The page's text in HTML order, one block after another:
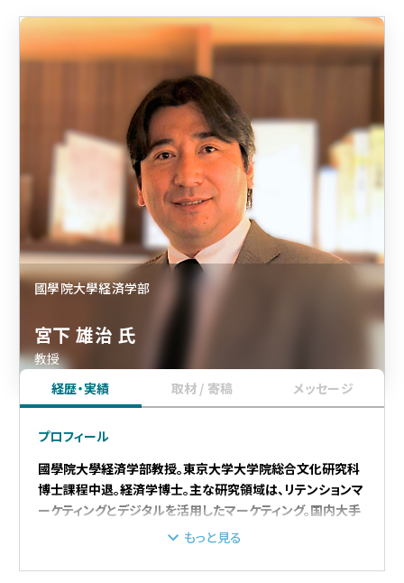
國學院大學経済学部
宮下 雄治 氏
教授
経歴・実績
取材 / 寄稿 メッセージ
プロフィール
國學院大學経済学部教授。東京大学大学院総合文化研究科
博士課程中退。経済学博士。主な研究領域は、リテンションマ
ーケティングとデジタルを活用したマーケティング。国内大手
広告会社にて消費財メーカーのプロモーションの立案業務
（顧客管理）業務とプロモーションの効果測定に携わる。その
もっと見る